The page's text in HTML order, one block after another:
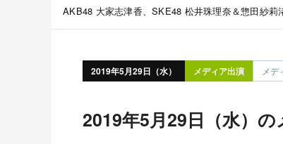
AKB48 大家志津香、SKE48 松井珠理奈＆惣田紗
2019年5月29日（水） メディア出演 メデ
2019年5月29日（水）